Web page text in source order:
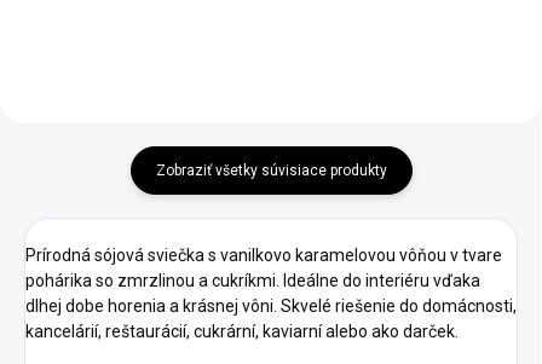
Zobraziť všetky súvisiace produkty
Prírodná sójová sviečka s vanilkovo karamelovou vôňou v tvare
pohárika so zmrzlinou a cukríkmi. Ideálne do interiéru vďaka
dlhej dobe horenia a krásnej vôni. Skvelé riešenie do domácnosti,
kancelárií, reštaurácií, cukrární, kaviarní alebo ako darček.